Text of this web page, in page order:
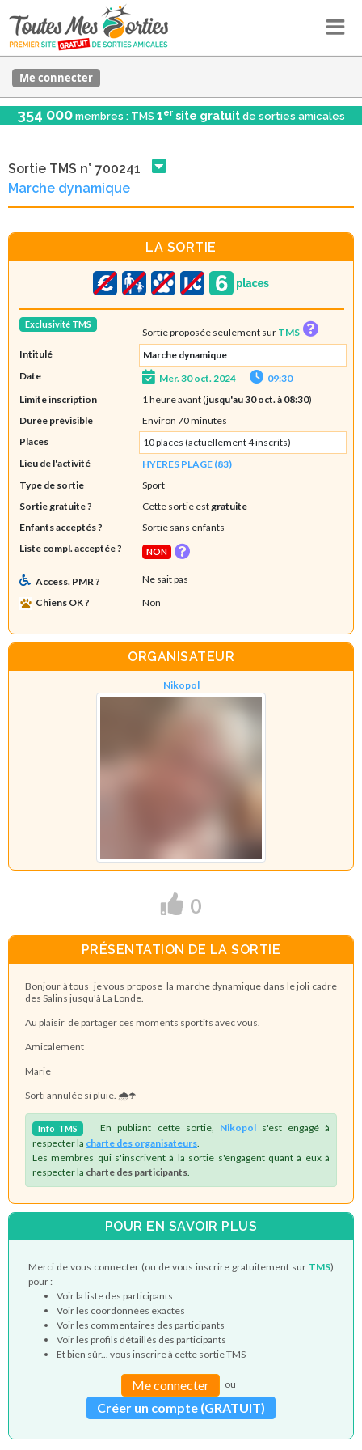
Me connecter
354 000 membres : TMS 1er site gratuit de sorties amicales
Sortie TMS n° 700241
Marche dynamique
LA SORTIE
Exclusivité TMS
Sortie proposée seulement sur TMS
Intitulé
Marche dynamique
Date
Mer. 30 oct. 2024
09:30
Limite inscription
1 heure avant (jusqu'au 30 oct. à 08:30)
Durée prévisible
Environ 70 minutes
Places
10 places (actuellement 4 inscrits)
Lieu de l'activité
HYERES PLAGE (83)
Type de sortie
Sport
Sortie gratuite ?
Cette sortie est gratuite
Enfants acceptés ?
Sortie sans enfants
Liste compl. acceptée ?
NON
Access. PMR ?
Ne sait pas
Chiens OK ?
Non
ORGANISATEUR
Nikopol
0
PRÉSENTATION DE LA SORTIE
Bonjour à tous je vous propose la marche dynamique dans le joli cadre
des Salins jusqu'à La Londe.
Au plaisir de partager ces moments sportifs avec vous.
Amicalement
Marie
Sorti annulée si pluie. 🌧️☂️
Info TMS En publiant cette sortie, Nikopols'est engagé à
respecter la charte des organisateurs
Les membres qui s'inscrivent à la sortie s'engagent quant à eux à
respecter la charte des participants
POUR EN SAVOIR PLUS
Merci de vous connecter (ou de vous inscrire gratuitement sur TMS)
pour :
Voir la liste des participants
Voir les coordonnées exactes
Voir les commentaires des participants
Voir les profils détaillés des participants
Et bien sûr... vous inscrire à cette sortie TMS
Me connecter ou
Créer un compte (GRATUIT)